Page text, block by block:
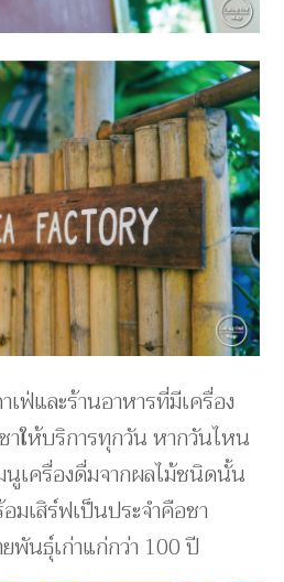
ฟ่และร้านอาหารที่มีเครื่อง
าให้บริการทุกวัน หากวันไหน
นูเครื่องดื่มจากผลไม้ชนิดนั้น
เสิร์ฟเป็นประจำคือชา
พันธุ์เก่าแก่กว่า 100 ปี